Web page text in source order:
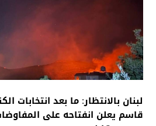
لبنان بالانتظار: ما بعد انتخابات
قاسم يعلن انفتاحه على